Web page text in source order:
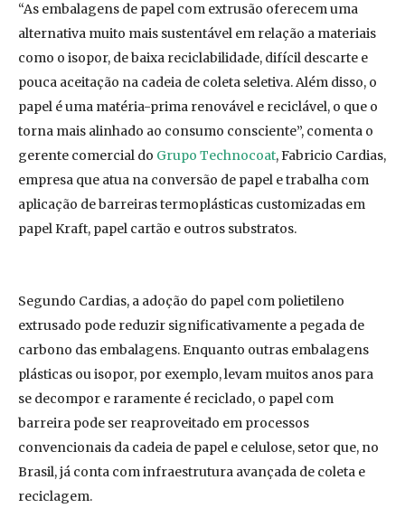
“As embalagens de papel com extrusão oferecem uma
alternativa muito mais sustentável em relação a materiais
como o isopor, de baixa reciclabilidade, difícil descarte e
pouca aceitação na cadeia de coleta seletiva. Além disso, o
papel é uma matéria-prima renovável e reciclável, o que o
torna mais alinhado ao consumo consciente”, comenta o
gerente comercial do Grupo Technocoat, Fabricio Cardias,
empresa que atua na conversão de papel e trabalha com
aplicação de barreiras termoplásticas customizadas em
papel Kraft, papel cartão e outros substratos.
Segundo Cardias, a adoção do papel com polietileno
extrusado pode reduzir significativamente a pegada de
carbono das embalagens. Enquanto outras embalagens
plásticas ou isopor, por exemplo, levam muitos anos para
se decompor e raramente é reciclado, o papel com
barreira pode ser reaproveitado em processos
convencionais da cadeia de papel e celulose, setor que, no
Brasil, já conta com infraestrutura avançada de coleta e
reciclagem.